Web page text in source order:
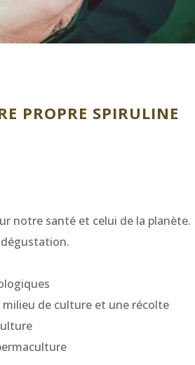
PROPRE SPIRULINE
notre santé et celui de la planète.
milieu de culture et une récolte